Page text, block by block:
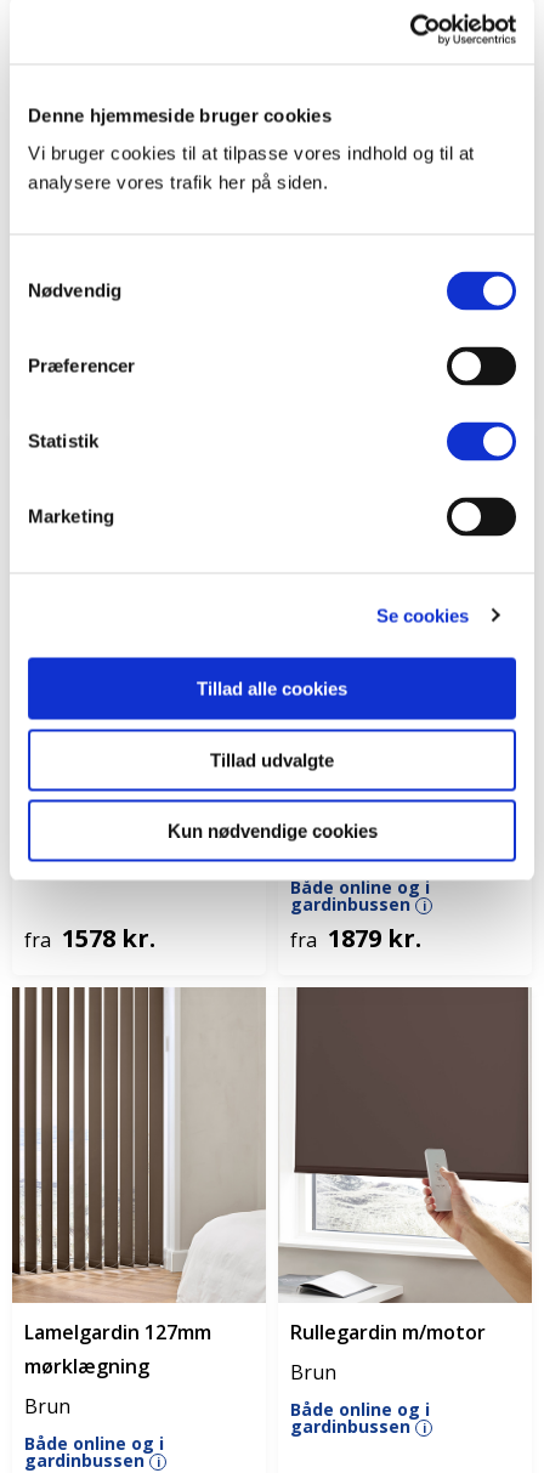
Denne hjemmeside bruger cookies
Vi bruger cookies til at tilpasse vores indhold og til at
analysere vores trafik her på siden.
Nødvendig
Præferencer
Statistik
Marketing
Se cookies
Tillad alle cookies
Tillad udvalgte
Kun nødvendige cookies
Mørk brun – Enkeltlag
1310 kr.
Træpersienne 50mm
Både online og i
gardinbussen
fra 1578 kr.
Lamelgardin 127mm
mørklægning
Latte
Både online og i
gardinbussen i
fra 1879 kr.
Lamelgardin 127mm
mørklægning
Brun
Både online og i
gardinbussen i
Rullegardin m/motor
Brun
Både online og i
gardinbussen i